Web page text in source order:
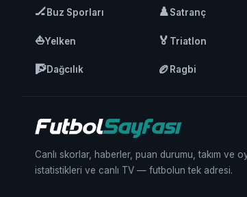
🏒Buz Sporları ♟️Satranç
⛵Yelken 🏅 Triatlon
🧗Dağcılık 🏉 Ragbi
Canlı skorlar, haberler, puan durumu, takım ve
istatistikleri ve canlı TV — futbolun tek adresi.